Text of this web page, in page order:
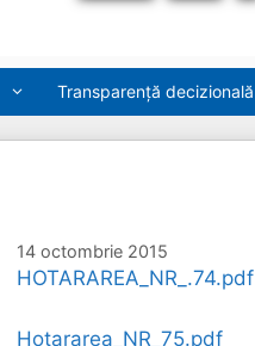
Transparență decizională
14 octombrie 2015
HOTARAREA_NR_.74.pdf
Hotararea_NR_75.pdf